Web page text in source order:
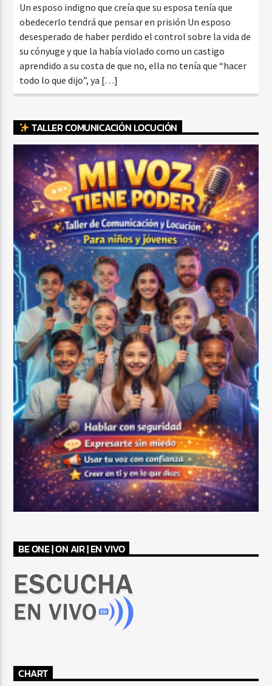
Un esposo indigno que creía que su esposa tenía que
obedecerlo tendrá que pensar en prisión Un esposo
desesperado de haber perdido el control sobre la vida de
su cónyuge y que la había violado como un castigo
aprendido a su costa de que no, ella no tenía que “hacer
todo lo que dijo”, ya […]
TALLER COMUNICACIÓN LOCUCIÓN
BE ONE | ON AIR | EN VIVO
CHART